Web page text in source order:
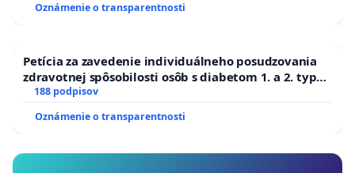
Oznámenie o transparentnosti
Petícia za zavedenie individuálneho posudzovania
zdravotnej spôsobilosti osôb s diabetom 1. a 2. typu
pri prijímaní do Policajného zboru SR
188 podpisov
Oznámenie o transparentnosti